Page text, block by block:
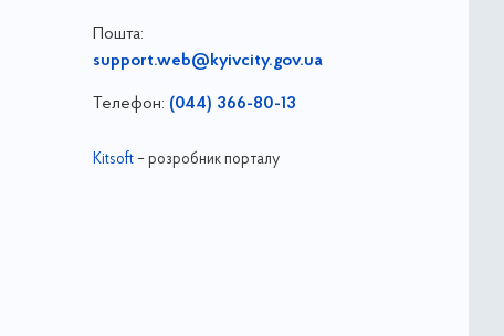
Пошта:
support.web@kyivcity.gov.ua
Телефон: (044) 366-80-13
Kitsoft– розробник порталу